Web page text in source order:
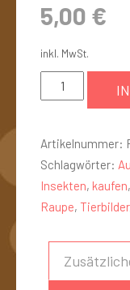
5,00 €
inkl. MwSt.
Artikelnummer:
Schlagwörter:
Insekten, kaufen,
Raupe, Tierbilder